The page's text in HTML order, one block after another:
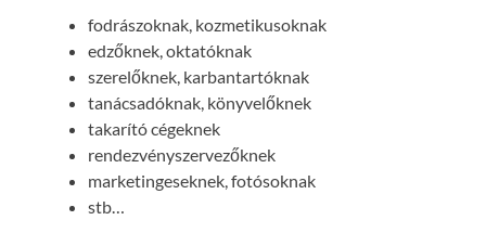
fodrászoknak, kozmetikusoknak
edzőknek, oktatóknak
szerelőknek, karbantartóknak
tanácsadóknak, könyvelőknek
takarító cégeknek
rendezvényszervezőknek
marketingeseknek, fotósoknak
stb…